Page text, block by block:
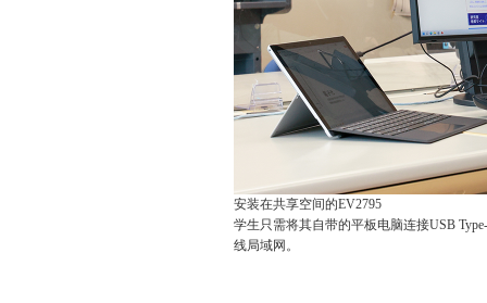
安装在共享空间的EV2795
学生只需将其自带的平板电脑连接USB
线局域网。